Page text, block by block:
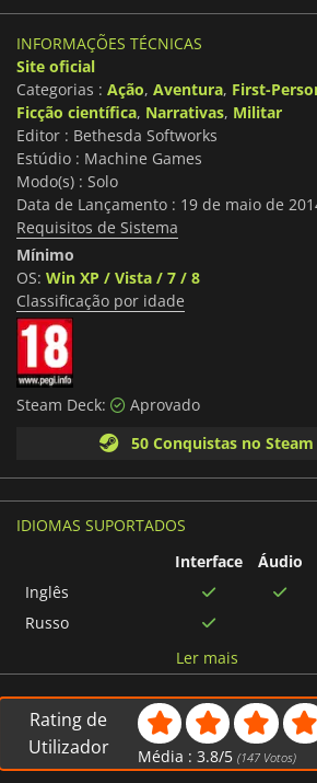
as máquinas de guerra nazis e muito
falta. A acção intensa e as aventuras
narração do jogo que o mergulhará no
A Nova Ordem está numa linha temporal
por um inimigo bem conhecido, que
Há muitas armas de destruição em
de pesquisa secreta ou um
mais armas para o seu arsenal. Vá
os Super Soldados de tartaruga e as
lhes quem manda.
INFORMAÇÕES TÉCNICAS
Site oficial
Categorias : Ação, Aventura, First-
Ficção científica, Narrativas, Militar
Editor : Bethesda Softworks
Estúdio : Machine Games
Modo(s) : Solo
Data de Lançamento : 19 de maio de
Requisitos de Sistema
Mínimo
OS: Win XP / Vista / 7 / 8
Classificação por idade
Steam Deck:
Aprovado
50 Conquistas no Steam
IDIOMAS SUPORTADOS
Interface
Áudio
Inglês
Russo
Espanhol
Francês
Japonês
Ler mais
Rating de
Utilizador
Média :3.8/5 (147 Votos)